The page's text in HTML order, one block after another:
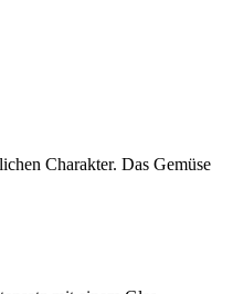
Charakter. Das Gemüse